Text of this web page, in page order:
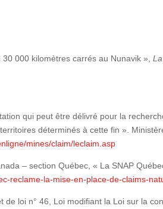
000 kilomètres carrés au Nunavik »,
qui peut être délivré pour la
déterminés à cette fin ».
mines/claim/leclaim.asp
– section Québec, « La SNAP
reclame-la-mise-en-place-de-claims-
loi n° 46, Loi modifiant la Loi sur la